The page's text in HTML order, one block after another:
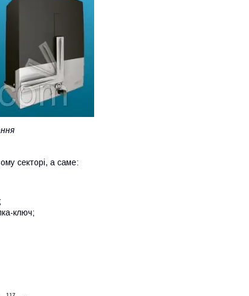
секторі, а саме:
ключ;